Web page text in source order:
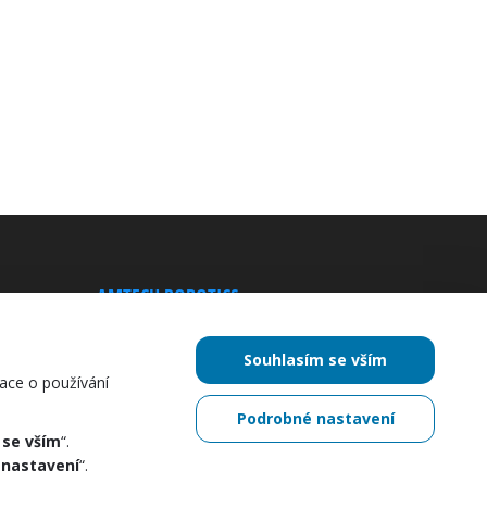
AMTECH ROBOTICS
robotiky a automatizácie. Sme
popredný európsky distribútor pre
značky Mobile Industrial Robots a
Universal Robots.
o používání
vším“.
“.
Souhlasím se vším
Podrobné nastavení